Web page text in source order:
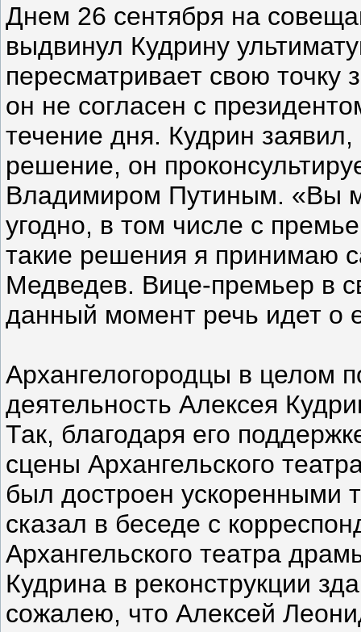
Днем 26 сентября на
выдвинул Кудрину
пересматривает свою
он не согласен с
течение дня. Кудрин
решение, он
Владимиром Путиным. «Вы
угодно, в том числе с
такие решения я принимаю
Медведев. Вице-премьер в
данный момент речь идет о
Архангелогородцы в целом
деятельность Алексея
Так, благодаря его
сцены Архангельского
был достроен ускоренными
сказал в беседе с
Архангельского театра
Кудрина в реконструкции
сожалею, что Алексей